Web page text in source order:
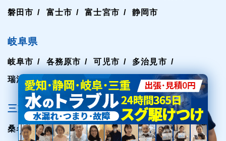
磐田市 富士市 富士宮市 静岡市
岐阜県
岐阜市 各務原市 可児市 多治見市
瑞浪市 土岐市 美濃加茂市
三重県
桑名市 四日市市